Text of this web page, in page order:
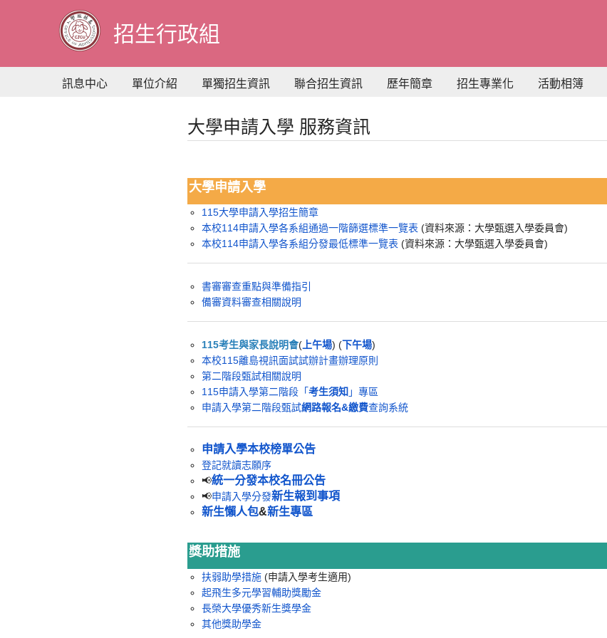
主
要
容
招生行政組
訊息中心 單位介紹 單獨招生資訊 聯合招生資訊 歷年簡章 招生專業化 活動相簿
大學申請入學 服務資訊
大學申請入學
115大學申請入學招生簡章
本校114申請入學各系組通過一階篩選標準一覽表 (資料來源：大學甄選入學委員會)
本校114申請入學各系組分發最低標準一覽表 (資料來源：大學甄選入學委員會)
書審審查重點與準備指引
備審資料審查相關說明
115考生與家長說明會(上午場) (下午場)
本校115離島視訊面試試辦計畫辦理原則
第二階段甄試相關說明
115申請入學第二階段「考生須知 」專區
申請入學第二階段甄試網路報名&繳費查詢系統
申請入學本校榜單公告
登記就讀志願序
📢統一分發本校名冊公告
📢申請入學分發新生報到事項
新生懶人包&新生專區
獎助措施
扶弱助學措施(申請入學考生適用)
起飛生多元學習輔助獎勵金
長榮大學優秀新生獎學金
其他獎助學金